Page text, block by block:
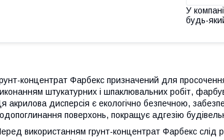
У
будь-
концентрат Фарбекс призначений для
штукатурних і шпаклювальних робіт,
акрилова дисперсія є екологічно безпечною,
поверхонь, покращує адгезію
використанням грунт-концентрат Фарбекс слід